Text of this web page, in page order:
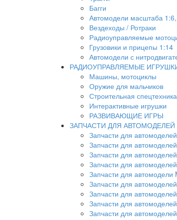
Багги
Автомодели масштаба
Вездеходы / Ротраки
Радиоуправляемые
Грузовики и прицепы 1:14
Автомодели с
РАДИОУПРАВЛЯЕМЫЕ
Машины, мотоциклы
Оружие для мальчиков
Строительная спецтехника
Интерактивные игрушки
РАЗВИВАЮЩИЕ ИГРЫ
ЗАПЧАСТИ ДЛЯ АВТОМОДЕЛЕЙ
Запчасти для
Запчасти для
Запчасти для
Запчасти для
Запчасти для автомодели
Запчасти для
Запчасти для
Запчасти для
Запчасти для